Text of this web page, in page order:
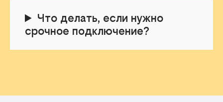
Что делать, если нужно
срочное подключение?